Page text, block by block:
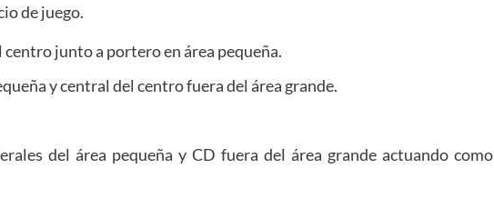
de juego.
junto a portero en área pequeña.
y central del centro fuera del área grande.
del área pequeña y CD fuera del área grande actuando como